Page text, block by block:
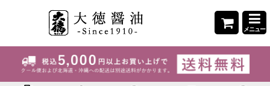
メニュー